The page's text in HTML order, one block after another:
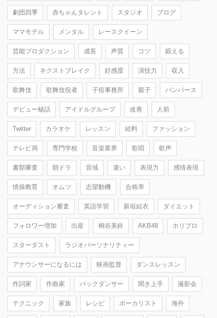
劇団四季 赤ちゃんタレント スタジオ ブログ
ママモデル メンタル レースクイーン
芸能プロダクション 成長 声質 コツ 鍛える
方法 ネクストブレイク 好感度 演技力 収入
歌舞伎 歌舞伎役者 子役事務所 親子 パンパース
デビュー秘話 アイドルグループ 改善 人前
Twitter カラオケ レッスン 給料 ファッション
テレビ局 専門学校 音楽業界 歌唱 歌声
書類審査 朝ドラ 音域 違い 表現力 感情表現
情操教育 オムツ 志望動機 合格率
オーディション審査 英語学習 新垣結衣 ダイエット
フォロワー増加 出産 桐谷美鈴 AKB48 ホリプロ
スターダスト ラジオパーソナリティー
アナウンサーになるには 映画監督 ダンスレッスン
作詞家 作曲家 バックダンサー 聞き上手 撮影会
テクニック 家族 レシピ ボーカリスト 海外